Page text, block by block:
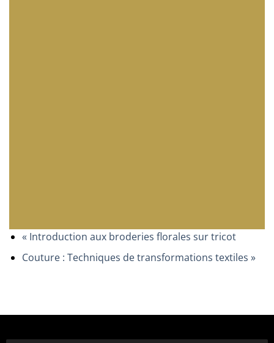
«Introduction aux broderies florales sur tricot
Couture : Techniques de transformations textiles »